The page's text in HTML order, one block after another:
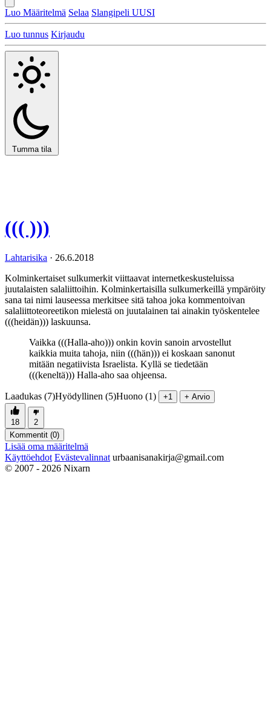
Luo Määritelmä Selaa Slangipeli UUSI
Luo tunnus Kirjaudu
Tumma tila
((( )))
Lahtarisika · 26.6.2018
Kolminkertaiset sulkumerkit viittaavat internetkeskusteluissa
juutalaisten salaliittoihin. Kolminkertaisilla sulkumerkeillä ympäröity
sana tai nimi lauseessa merkitsee sitä tahoa joka kommentoivan
salaliittoteoreetikon mielestä on juutalainen tai ainakin työskentelee
(((heidän))) laskuunsa.
Vaikka (((Halla-aho))) onkin kovin sanoin arvostellut
kaikkia muita tahoja, niin (((hän))) ei koskaan sanonut
mitään negatiivista Israelista. Kyllä se tiedetään
(((keneltä))) Halla-aho saa ohjeensa.
Laadukas (7)Hyödyllinen (5)Huono (1) +1 + Arvio
18
2
Kommentit (0)
Lisää oma määritelmä
Käyttöehdot Evästevalinnat urbaanisanakirja@gmail.com
© 2007 - 2026 Nixarn